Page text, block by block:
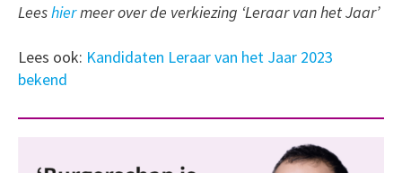
Leeshiermeer over de verkiezing ‘Leraar van het Jaar’
Lees ook: Kandidaten Leraar van het Jaar 2023
bekend